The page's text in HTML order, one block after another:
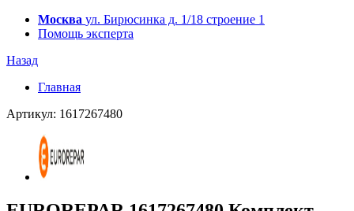
Москва ул. Бирюсинка д. 1/18 строение 1
Помощь эксперта
Назад
Главная
Артикул: 1617267480